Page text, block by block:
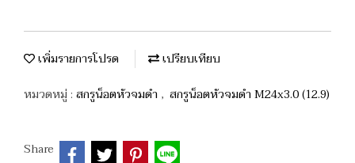
เพิ่มรายการโปรด
เปรียบเทียบ
หมวดหมู่ : สกรูน็อตหัวจมดำ , สกรูน็อตหัวจมดำ M24x3.0 (12.9)
Share